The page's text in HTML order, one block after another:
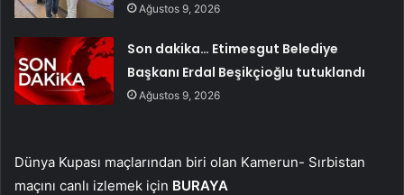
Ağustos 9, 2026
Son dakika… Etimesgut Belediye
Başkanı Erdal Beşikçioğlu tutuklandı
Ağustos 9, 2026
Dünya Kupası maçlarından biri olan Kamerun- Sırbistan
maçını canlı izlemek için BURAYA